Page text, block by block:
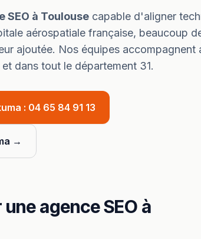
SEO à Toulouse capable d'aligner
aérospatiale française, beaucoup
ajoutée. Nos équipes accompagnent
et dans tout le département 31.
: 04 65 84 91 13
→
uneagence SEO à